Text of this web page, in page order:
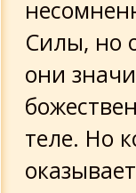
Силы, но
они
теле. Но